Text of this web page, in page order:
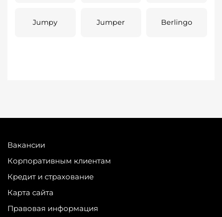
Jumpy Jumper Berlingo
Вакансии
Корпоративным клиентам
Кредит и страхование
Карта сайта
Правовая информация